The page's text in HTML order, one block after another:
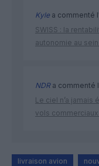
Kylea commenté
SWISS : la
autonomie au
NDRa commenté
Le ciel n’a jamais
vols
livraison avion